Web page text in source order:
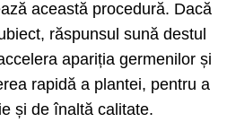
această procedură. Dacă
răspunsul sună destul
apariția germenilor și
rapidă a plantei, pentru a
și de înaltă calitate.